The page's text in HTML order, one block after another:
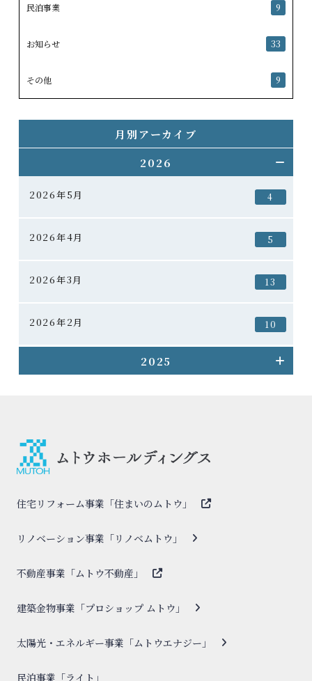
民泊事業 9
お知らせ 33
その他 9
月別アーカイブ
2026
2026年5月 4
2026年4月 5
2026年3月 13
2026年2月 10
2025
住宅リフォーム事業「住まいのムトウ」
リノベーション事業「リノベムトウ」
不動産事業「ムトウ不動産」
建築金物事業「プロショップ ムトウ」
太陽光・エネルギー事業「ムトウエナジー」
民泊事業「ライト」